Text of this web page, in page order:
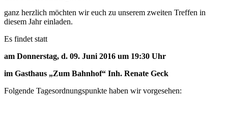
ganz herzlich möchten wir euch zu unserem zweiten Treffen in
diesem Jahr einladen.
Es findet statt
am Donnerstag, d. 09. Juni 2016 um 19:30 Uhr
im Gasthaus „Zum Bahnhof“ Inh. Renate Geck
Folgende Tagesordnungspunkte haben wir vorgesehen: